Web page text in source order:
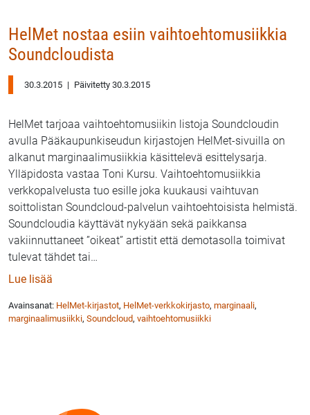
HelMet nostaa esiin vaihtoehtomusiikkia
Soundcloudista
30.3.2015 | Päivitetty 30.3.2015
HelMet tarjoaa vaihtoehtomusiikin listoja Soundcloudin
avulla Pääkaupunkiseudun kirjastojen HelMet-sivuilla on
alkanut marginaalimusiikkia käsittelevä esittelysarja.
Ylläpidosta vastaa Toni Kursu. Vaihtoehtomusiikkia
verkkopalvelusta tuo esille joka kuukausi vaihtuvan
soittolistan Soundcloud-palvelun vaihtoehtoisista helmistä.
Soundcloudia käyttävät nykyään sekä paikkansa
vakiinnuttaneet ”oikeat” artistit että demotasolla toimivat
tulevat tähdet tai…
Lue lisää
Avainsanat: HelMet-kirjastot, HelMet-verkkokirjasto, marginaali,
marginaalimusiikki, Soundcloud, vaihtoehtomusiikki